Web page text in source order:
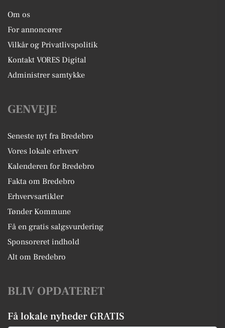
Om os
For annoncører
Vilkår og Privatlivspolitik
Kontakt VORES Digital
Administrer samtykke
GENVEJE
Seneste nyt fra Bredebro
Vores lokale erhverv
Kalenderen for Bredebro
Fakta om Bredebro
Erhvervsartikler
Tønder Kommune
Få en gratis salgsvurdering
Sponsoreret indhold
Alt om Bredebro
BLIV OPDATERET
Få lokale nyheder GRATIS